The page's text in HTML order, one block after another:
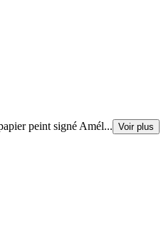
peint signé Amél... Voir plus